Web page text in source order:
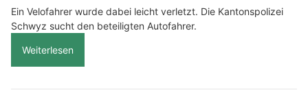
Ein Velofahrer wurde dabei leicht verletzt. Die Kantonspolizei
Schwyz sucht den beteiligten Autofahrer.
Weiterlesen